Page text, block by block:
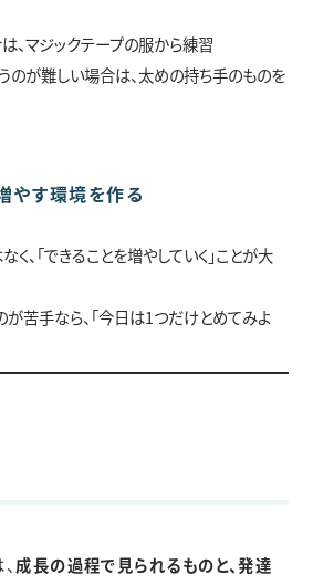
、マジックテープの服から練習
のが難しい場合は、太めの持ち手のものを
増やす環境を作る
く、「できることを増やしていく」ことが大
が苦手なら、「今日は1つだけとめてみよ
成長の過程で見られるものと、発達